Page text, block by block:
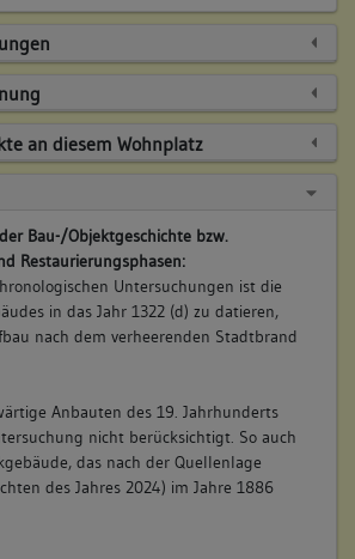
an diesem Wohnplatz
Bau-/Objektgeschichte bzw.
Restaurierungsphasen:
Untersuchungen ist die
in das Jahr 1322 (d) zu datieren,
nach dem verheerenden Stadtbrand
Anbauten des 19. Jahrhunderts
nicht berücksichtigt. So auch
das nach der Quellenlage
des Jahres 2024) im Jahre 1886